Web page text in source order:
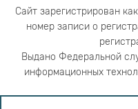
Сайт зарегистрирован
номер записи о
Выдано Федеральной
информационных
адрес